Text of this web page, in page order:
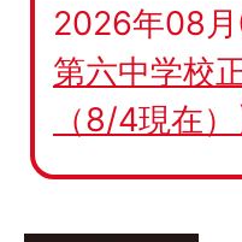
2026年08
第六中学校
（8/4現在）